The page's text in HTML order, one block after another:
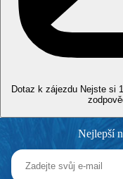
Dotaz k zájezdu Nejste si
Nejlepší